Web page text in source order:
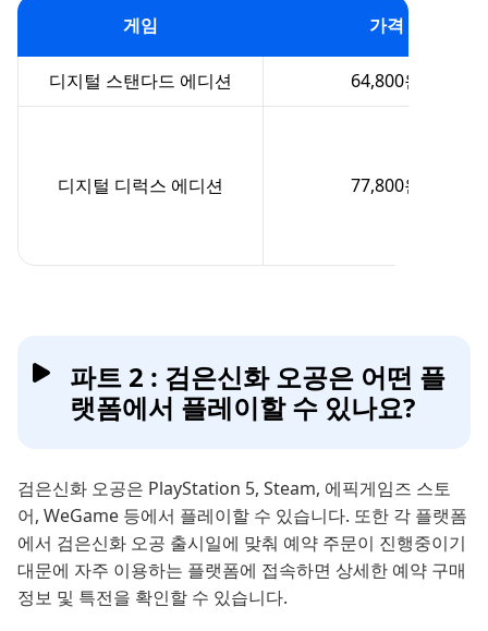
게임 가격
디지털 스탠다드 에디션 64,800원
디지털 디럭스 에디션 77,800원
파트 2 : 검은신화 오공은 어떤 플
랫폼에서 플레이할 수 있나요?
검은신화 오공은 PlayStation 5, Steam, 에픽게임즈 스토
어, WeGame 등에서 플레이할 수 있습니다. 또한 각 플랫폼
에서 검은신화 오공 출시일에 맞춰 예약 주문이 진행중이기
대문에 자주 이용하는 플랫폼에 접속하면 상세한 예약 구매
정보 및 특전을 확인할 수 있습니다.